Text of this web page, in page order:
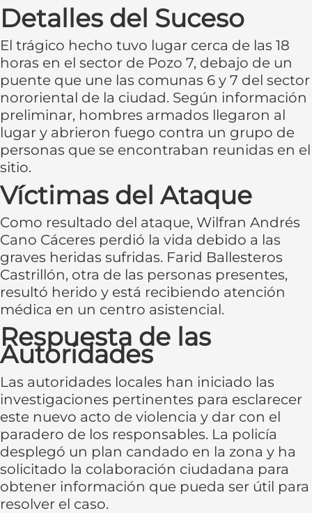
Detalles del Suceso
El trágico hecho tuvo lugar cerca de las 18
horas en el sector de Pozo 7, debajo de un
puente que une las comunas 6 y 7 del sector
nororiental de la ciudad. Según información
preliminar, hombres armados llegaron al
lugar y abrieron fuego contra un grupo de
personas que se encontraban reunidas en el
sitio.
Víctimas del Ataque
Como resultado del ataque, Wilfran Andrés
Cano Cáceres perdió la vida debido a las
graves heridas sufridas. Farid Ballesteros
Castrillón, otra de las personas presentes,
resultó herido y está recibiendo atención
médica en un centro asistencial.
Respuesta de las
Autoridades
Las autoridades locales han iniciado las
investigaciones pertinentes para esclarecer
este nuevo acto de violencia y dar con el
paradero de los responsables. La policía
desplegó un plan candado en la zona y ha
solicitado la colaboración ciudadana para
obtener información que pueda ser útil para
resolver el caso.